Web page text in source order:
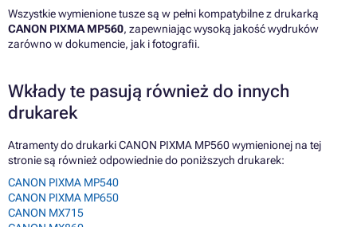
Wszystkie wymienione tusze są w pełni kompatybilne z drukarką
CANON PIXMA MP560, zapewniając wysoką jakość wydruków
zarówno w dokumencie, jak i fotografii.
Wkłady te pasują również do innych
drukarek
Atramenty do drukarki CANON PIXMA MP560 wymienionej na tej
stronie są również odpowiednie do poniższych drukarek:
CANON PIXMA MP540
CANON PIXMA MP650
CANON MX715